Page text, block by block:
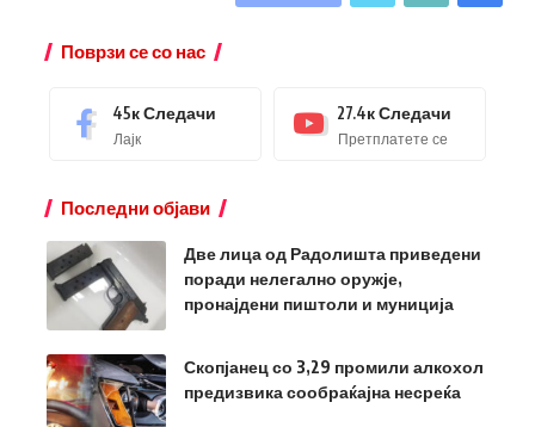
Поврзи се со нас
45кСледачи
Лајк
27.4кСледачи
Претплатете се
Последни објави
Две лица од Радолишта приведени
поради нелегално оружје,
пронајдени пиштоли и муниција
Скопјанец со 3,29 промили алкохол
предизвика сообраќајна несреќа